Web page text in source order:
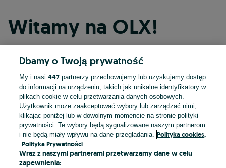
Witamy na OLX!
Kontynuuj przez Facebooka
Kontynuuj przez konto Apple
Kontynuuj przez konto Google
LUB
Dbamy o Twoją prywatność
My i nasi447 partnerzy przechowujemy lub uzyskujemy dostęp
do informacji na urządzeniu, takich jak unikalne identyfikatory w
plikach cookie w celu przetwarzania danych osobowych.
Użytkownik może zaakceptować wybory lub zarządzać nimi,
klikając poniżej lub w dowolnym momencie na stronie polityki
prywatności. Te wybory będą sygnalizowane naszym partnerom
i nie będą miały wpływu na dane przeglądania.
Polityka cookies,
Polityka Prywatności
Wraz z naszymi partnerami przetwarzamy dane w celu
zapewnienia: